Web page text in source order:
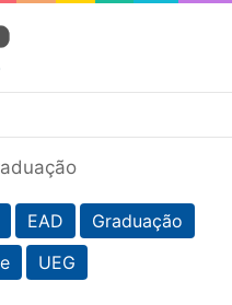
EAD
Graduação
UEG